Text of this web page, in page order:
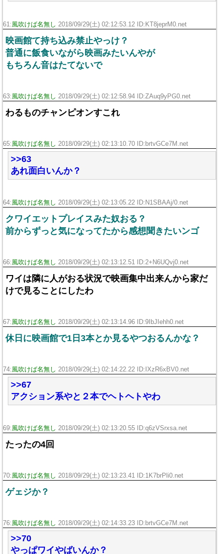
61:風吹けば名無し 2018/09/29(土) 02:12:53.12 ID:KT8jeprM0.net
映画館て持ち込み禁止やっけ？
普通に飯食いながら映画みたいんやが
もちろん音はたてないで
63:風吹けば名無し 2018/09/29(土) 02:12:58.94 ID:ZAuq9yPG0.net
わるものチャンピオンすこれ
65:風吹けば名無し 2018/09/29(土) 02:13:10.70 ID:brtvGCe7M.net
>>63
あれ面白いんか？
64:風吹けば名無し 2018/09/29(土) 02:13:05.22 ID:N1SBAAj/0.net
クワイエットプレイスみた奴おる？
前からずっと気になってたから感想聞きたいンゴ
66:風吹けば名無し 2018/09/29(土) 02:13:12.51 ID:2+N6UQvj0.net
ワイは隣に人がおる状況で映画集中出来んから家だ
けで見ることにしたわ
67:風吹けば名無し 2018/09/29(土) 02:13:14.96 ID:9IbJIehh0.net
休日に映画館で1日3本とか見るやつおるんかな？
74:風吹けば名無し 2018/09/29(土) 02:14:22.22 ID:IXzR6xBV0.net
>>67
アクション系やと２本でヘトヘトやわ
69:風吹けば名無し 2018/09/29(土) 02:13:20.55 ID:q6zVSrxsa.net
たったの4回
70:風吹けば名無し 2018/09/29(土) 02:13:23.41 ID:1K7brPli0.net
ゲェジか？
76:風吹けば名無し 2018/09/29(土) 02:14:33.23 ID:brtvGCe7M.net
>>70
やっぱワイやばいんか？